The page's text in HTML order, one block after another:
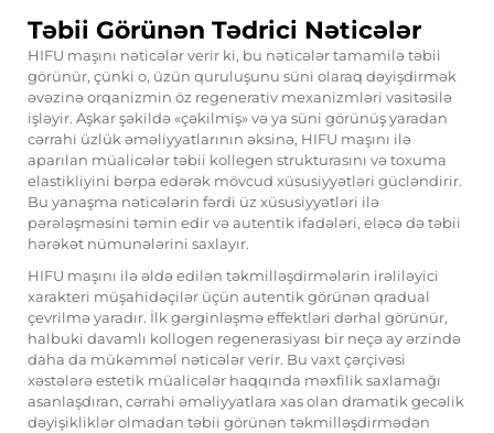
Təbii Görünən Tədrici Nəticələr
HIFU maşını nəticələr verir ki, bu nəticələr tamamilə təbii
görünür, çünki o, üzün quruluşunu süni olaraq dəyişdirmək
əvəzinə orqanizmin öz regenerativ mexanizmləri vasitəsilə
işləyir. Aşkar şəkildə «çəkilmiş» və ya süni görünüş yaradan
cərrahi üzlük əməliyyatlarının əksinə, HIFU maşını ilə
aparılan müalicələr təbii kollegen strukturasını və toxuma
elastikliyini bərpa edərək mövcud xüsusiyyətləri gücləndirir.
Bu yanaşma nəticələrin fərdi üz xüsusiyyətləri ilə
pərələşməsini təmin edir və autentik ifadələri, eləcə də təbii
hərəkət nümunələrini saxlayır.
HIFU maşını ilə əldə edilən təkmilləşdirmələrin irəliləyici
xarakteri müşahidəçilər üçün autentik görünən qradual
çevrilmə yaradır. İlk gərginləşmə effektləri dərhal görünür,
halbuki davamlı kollogen regenerasiyası bir neçə ay ərzində
daha da mükəmməl nəticələr verir. Bu vaxt çərçivəsi
xəstələrə estetik müalicələr haqqında məxfilik saxlamağı
asanlaşdıran, cərrahi əməliyyatlara xas olan dramatik gecəlik
dəyişikliklər olmadan təbii görünən təkmilləşdirmədən